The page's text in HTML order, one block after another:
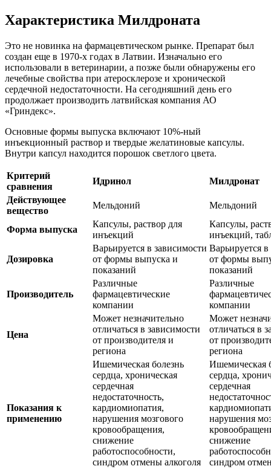
Характеристика Милдроната
Это не новинка на фармацевтическом рынке. Препарат был
создан еще в 1970-х годах в Латвии. Изначально его
использовали в ветеринарии, а позже были обнаружены его
лечебные свойства при атеросклерозе и хронической
сердечной недостаточности. На сегодняшний день его
продолжает производить латвийская компания АО
«Гриндекс».
Основные формы выпуска включают 10%-ный
инъекционный раствор и твердые желатиновые капсулы.
Внутри капсул находится порошок светлого цвета.
Критерий
сравнения
Идринол
Милдронат
Действующее
вещество
Мельдоний Мельдоний
Форма выпуска
Капсулы, раствор для
инъекций
Капсулы,
инъекций,
Дозировка
Варьируется в зависимости
от формы выпуска и
показаний
Варьируется
от формы
показаний
Производитель
Различные
фармацевтические
компании
Различные
компании
Цена
Может незначительно
отличаться в зависимости
от производителя и
региона
Может
отличаться в
от
региона
Показания к
применению
Ишемическая болезнь
сердца, хроническая
сердечная
недостаточность,
кардиомиопатия,
нарушения мозгового
кровообращения,
снижение
работоспособности,
синдром отмены алкоголя
Ишемическая
сердца,
сердечная
нарушения
снижение
синдром